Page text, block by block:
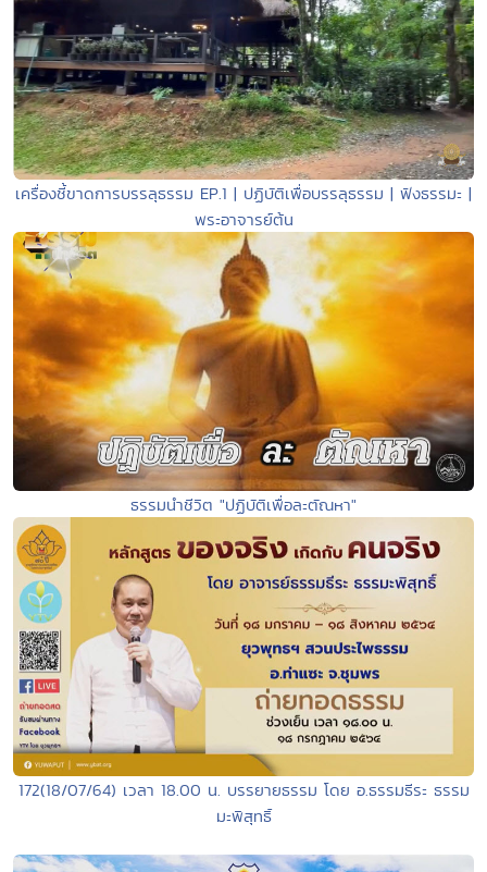
เครื่องชี้ขาดการบรรลุธรรม EP.1 | ปฏิบัติเพื่อบรรลุธรรม | ฟังธรรมะ |
พระอาจารย์ต้น
ธรรมนำชีวิต "ปฏิบัติเพื่อละตัณหา"
172(18/07/64) เวลา 18.00 น. บรรยายธรรม โดย อ.ธรรมธีระ ธรรม
มะพิสุทธิ์